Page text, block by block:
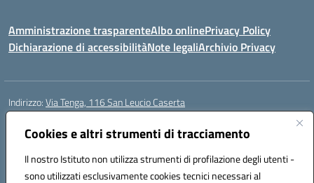
Cookies e altri strumenti di tracciamento
Il nostro Istituto non utilizza strumenti di profilazione degli utenti -
sono utilizzati esclusivamente cookies tecnici necessari al
Amministrazione trasparenteAlbo onlinePrivacy Policy
Dichiarazione di accessibilitàNote legaliArchivio Privacy
Indirizzo:Via Tenga, 116 San Leucio Caserta
Centralino:
Posta elettronica certificata (PEC):ceis042009@pec.istruzione.it
Codice fiscale: 93098380616
Codice meccanografico:CEIS042009